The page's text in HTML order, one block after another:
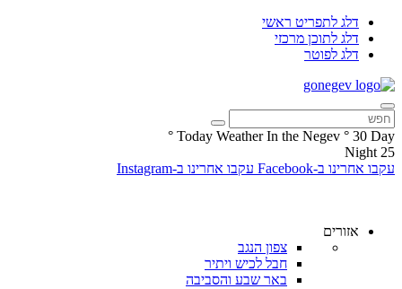
דלג לתפריט ראשי
דלג לתוכן מרכזי
דלג לפוטר
Today Weather In the Negev ° 30 Day
°
25
Night
עקבו אחרינו ב-Facebook
עקבו אחרינו ב-Instagram
אזורים
צפון הנגב
חבל לכיש ויתיר
באר שבע והסביבה